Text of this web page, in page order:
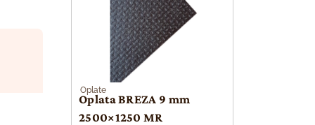
Oplate
Oplata BREZA 9 mm
2500×1250 MR